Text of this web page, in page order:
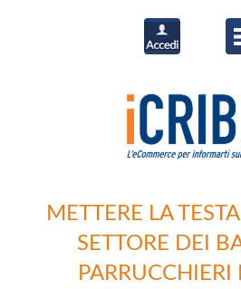
METTERE LA
SETTORE DEI